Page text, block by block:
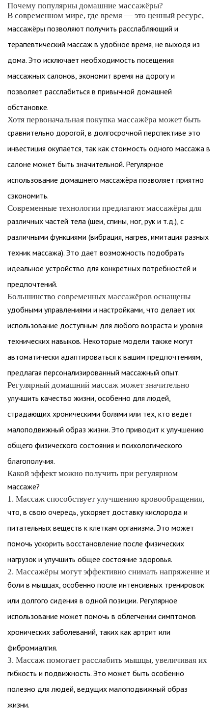
Почему популярны домашние массажёры?
В современном мире, где время — это ценный ресурс,
массажёры позволяют получить расслабляющий и
терапевтический массаж в удобное время, не выходя из
дома. Это исключает необходимость посещения
массажных салонов, экономит время на дорогу и
позволяет расслабиться в привычной домашней
обстановке.
Хотя первоначальная покупка массажёра может быть
сравнительно дорогой, в долгосрочной перспективе это
инвестиция окупается, так как стоимость одного массажа в
салоне может быть значительной. Регулярное
использование домашнего массажёра позволяет приятно
сэкономить.
Современные технологии предлагают массажёры для
различных частей тела (шеи, спины, ног, рук и т.д.), с
различными функциями (вибрация, нагрев, имитация разных
техник массажа). Это дает возможность подобрать
идеальное устройство для конкретных потребностей и
предпочтений.
Большинство современных массажёров оснащены
удобными управлениями и настройками, что делает их
использование доступным для любого возраста и уровня
технических навыков. Некоторые модели также могут
автоматически адаптироваться к вашим предпочтениям,
предлагая персонализированный массажный опыт.
Регулярный домашний массаж может значительно
улучшить качество жизни, особенно для людей,
страдающих хроническими болями или тех, кто ведет
малоподвижный образ жизни. Это приводит к улучшению
общего физического состояния и психологического
благополучия.
Какой эффект можно получить при регулярном
массаже?
1. Массаж способствует улучшению кровообращения,
что, в свою очередь, ускоряет доставку кислорода и
питательных веществ к клеткам организма. Это может
помочь ускорить восстановление после физических
нагрузок и улучшить общее состояние здоровья.
2. Массажёры могут эффективно снимать напряжение и
боли в мышцах, особенно после интенсивных тренировок
или долгого сидения в одной позиции. Регулярное
использование может помочь в облегчении симптомов
хронических заболеваний, таких как артрит или
фибромиалгия.
3. Массаж помогает расслабить мышцы, увеличивая их
гибкость и подвижность. Это может быть особенно
полезно для людей, ведущих малоподвижный образ
жизни.